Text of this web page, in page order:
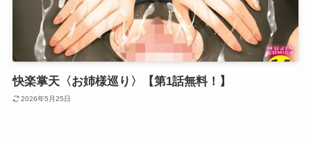
快楽掌天〈お姉様巡り〉【第1話無料！】
2026年5月25日